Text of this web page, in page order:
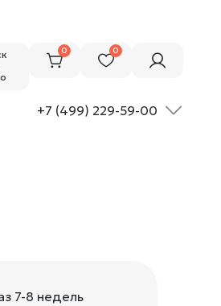
0 0
+7 (499) 229-59-00
7-8 недель